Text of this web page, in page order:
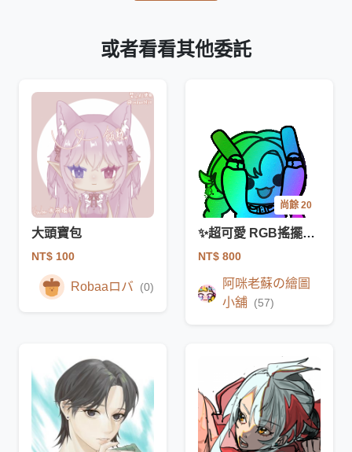
或者看看其他委託
大頭寶包
NT$ 100
Robaaロバ (0)
尚餘 20
✨超可愛 RGB搖擺打call 動物/人形 委託開放✨
NT$ 800
阿咪老蘇の繪圖
小舖 (57)